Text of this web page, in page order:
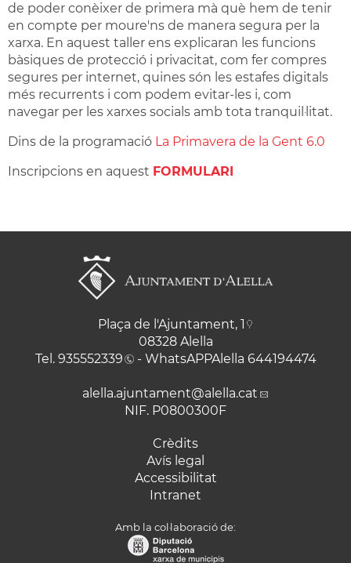
de poder conèixer de primera mà què hem de tenir
en compte per moure'ns de manera segura per la
xarxa. En aquest taller ens explicaran les funcions
bàsiques de protecció i privacitat, com fer compres
segures per internet, quines són les estafes digitals
més recurrents i com podem evitar-les i, com
navegar per les xarxes socials amb tota tranquil·litat.
Dins de la programació La Primavera de la Gent 6.0
Inscripcions en aquest FORMULARI
Plaça de l'Ajuntament, 1
08328 Alella
Tel. 935552339 - WhatsAPPAlella 644194474
alella.ajuntament@alella.cat
NIF. P0800300F
Crèdits
Avís legal
Accessibilitat
Intranet
Amb la col·laboració de: